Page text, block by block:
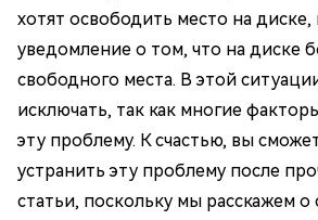
хотят освободить место на
уведомление о том, что на диске
свободного места. В этой
исключать, так как многие
эту проблему. К счастью, вы
устранить эту проблему после
статьи, поскольку мы расскажем о